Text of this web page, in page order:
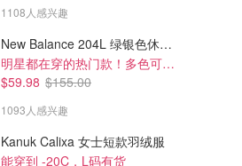
1108人感兴趣
New Balance 204L 绿银色休闲鞋
明星都在穿的热门款！多色可选 3.8折
$59.98 $155.00
1093人感兴趣
Kanuk Calixa 女士短款羽绒服
能穿到 -20C，L码有货